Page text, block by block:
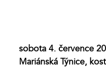
sobota 4. července
Mariánská Týnice,